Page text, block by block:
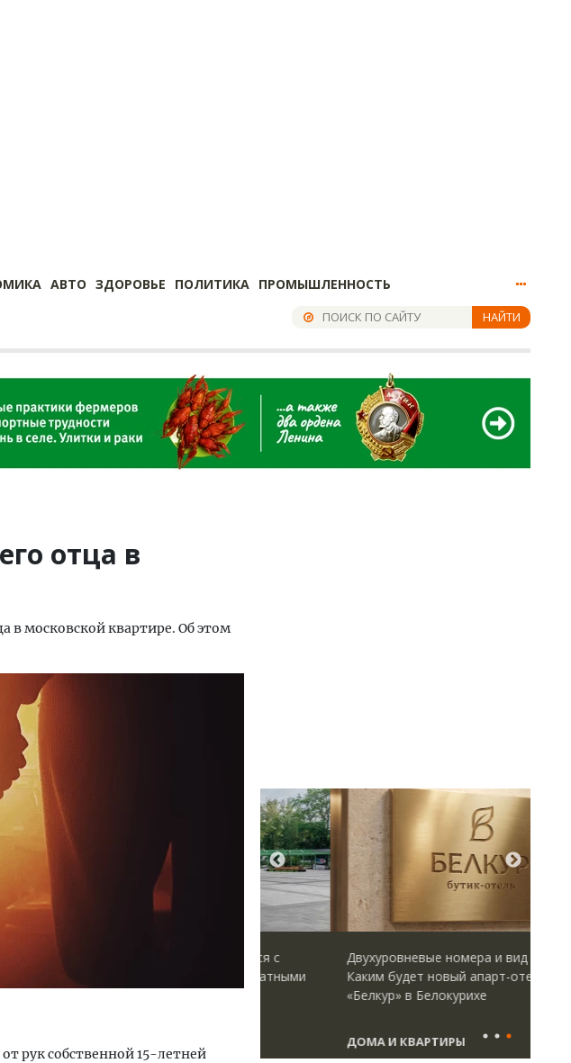
АВТО ЗДОРОВЬЕ ПОЛИТИКА ПРОМЫШЛЕННОСТЬ
НАЙТИ
отца в
в московской квартире. Об этом
рук собственной 15-летней
Двухуровневые номера и вид на горы.
Каким будет новый апарт-отель
«Белкур» в Белокурихе
ДОМА И КВАРТИРЫ